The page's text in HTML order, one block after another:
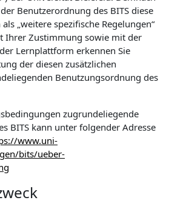
Benutzerordnung des BITS diese
„weitere spezifische Regelungen“
Ihrer Zustimmung sowie mit der
Lernplattform erkennen Sie
der diesen zusätzlichen
Benutzungsordnung des
zugrundeliegende
BITS kann unter folgender Adresse
www.uni-
bits/ueber-